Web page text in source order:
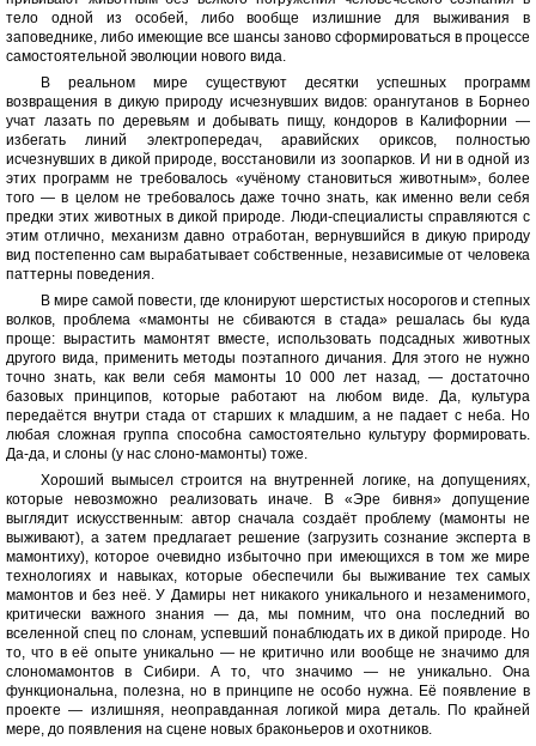
тело одной из особей, либо вообще излишние для выживания в
заповеднике, либо имеющие все шансы заново сформироваться в процессе
самостоятельной эволюции нового вида.
В реальном мире существуют десятки успешных программ
возвращения в дикую природу исчезнувших видов: орангутанов в Борнео
учат лазать по деревьям и добывать пищу, кондоров в Калифорнии —
избегать линий электропередач, аравийских ориксов, полностью
исчезнувших в дикой природе, восстановили из зоопарков. И ни в одной из
этих программ не требовалось «учёному становиться животным», более
того — в целом не требовалось даже точно знать, как именно вели себя
предки этих животных в дикой природе. Люди-специалисты справляются с
этим отлично, механизм давно отработан, вернувшийся в дикую природу
вид постепенно сам вырабатывает собственные, независимые от человека
паттерны поведения.
В мире самой повести, где клонируют шерстистых носорогов и степных
волков, проблема «мамонты не сбиваются в стада» решалась бы куда
проще: вырастить мамонтят вместе, использовать подсадных животных
другого вида, применить методы поэтапного дичания. Для этого не нужно
точно знать, как вели себя мамонты 10 000 лет назад, — достаточно
базовых принципов, которые работают на любом виде. Да, культура
передаётся внутри стада от старших к младшим, а не падает с неба. Но
любая сложная группа способна самостоятельно культуру формировать.
Да-да, и слоны (у нас слоно-мамонты) тоже.
Хороший вымысел строится на внутренней логике, на допущениях,
которые невозможно реализовать иначе. В «Эре бивня» допущение
выглядит искусственным: автор сначала создаёт проблему (мамонты не
выживают), а затем предлагает решение (загрузить сознание эксперта в
мамонтиху), которое очевидно избыточно при имеющихся в том же мире
технологиях и навыках, которые обеспечили бы выживание тех самых
мамонтов и без неё. У Дамиры нет никакого уникального и незаменимого,
критически важного знания — да, мы помним, что она последний во
вселенной спец по слонам, успевший понаблюдать их в дикой природе. Но
то, что в её опыте уникально — не критично или вообще не значимо для
слономамонтов в Сибири. А то, что значимо — не уникально. Она
функциональна, полезна, но в принципе не особо нужна. Её появление в
проекте — излишняя, неоправданная логикой мира деталь. По крайней
мере, до появления на сцене новых браконьеров и охотников.